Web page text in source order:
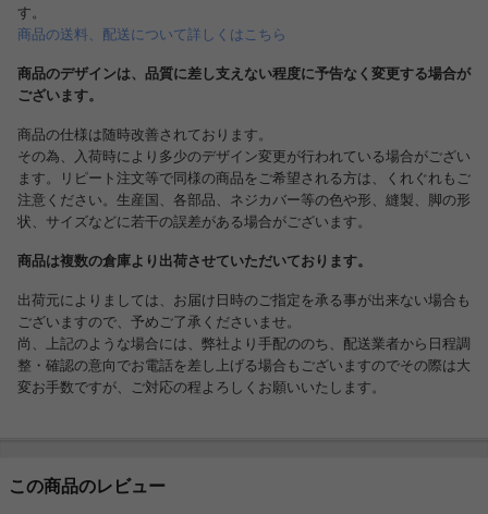
す。
商品の送料、配送について詳しくはこちら
商品のデザインは、品質に差し支えない程度に予告なく変更する場合が
ございます。
商品の仕様は随時改善されております。
その為、入荷時により多少のデザイン変更が行われている場合がござい
ます。リピート注文等で同様の商品をご希望される方は、くれぐれもご
注意ください。生産国、各部品、ネジカバー等の色や形、縫製、脚の形
状、サイズなどに若干の誤差がある場合がございます。
商品は複数の倉庫より出荷させていただいております。
出荷元によりましては、お届け日時のご指定を承る事が出来ない場合も
ございますので、予めご了承くださいませ。
尚、上記のような場合には、弊社より手配ののち、配送業者から日程調
整・確認の意向でお電話を差し上げる場合もございますのでその際は大
変お手数ですが、ご対応の程よろしくお願いいたします。
この商品のレビュー